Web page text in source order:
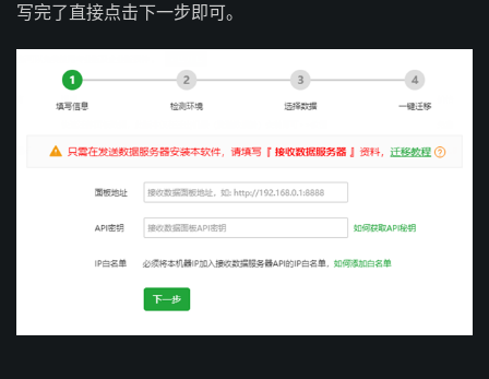
写完了直接点击下一步即可。